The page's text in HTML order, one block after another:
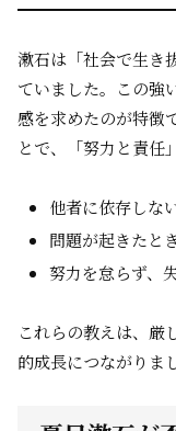
漱石は「社会で生き
ていました。この強
感を求めたのが特徴
とで、「努力と責任
他者に依存しな
問題が起きたと
努力を怠らず、
これらの教えは、厳
的成長につながりま